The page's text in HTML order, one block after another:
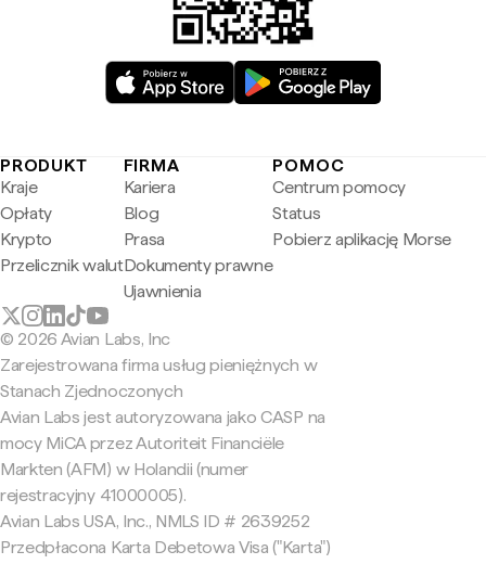
PRODUKT
Kraje
Opłaty
Krypto
Przelicznik walut
FIRMA
Kariera
Blog
Prasa
Dokumenty prawne
Ujawnienia
POMOC
Centrum pomocy
Status
Pobierz aplikację Morse
© 2026 Avian Labs, Inc
Zarejestrowana firma usług pieniężnych w
Stanach Zjednoczonych
Avian Labs jest autoryzowana jako CASP na
mocy MiCA przez Autoriteit Financiële
Markten (AFM) w Holandii (numer
rejestracyjny 41000005).
Avian Labs USA, Inc., NMLS ID # 2639252
Przedpłacona Karta Debetowa Visa ("Karta")